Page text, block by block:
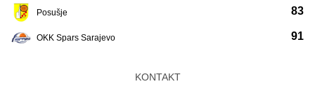
Posušje
OKK Spars Sarajevo
83
91
KONTAKT